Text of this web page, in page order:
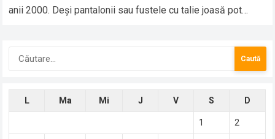
anii 2000. Deși pantalonii sau fustele cu talie joasă pot
Caută
L Ma Mi J V S D
1 2